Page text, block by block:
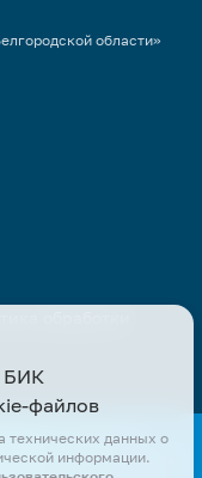
области»
обработки
территории
Все материалы сайта
БИК
файлов
технических данных о
информации.